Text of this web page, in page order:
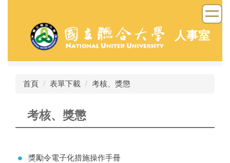
容
人事室
首頁 表單下載 考核、獎懲
考核、獎懲
獎勵令電子化措施操作手冊